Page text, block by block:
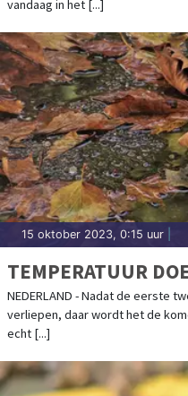
vandaag in het [...]
15 oktober 2023, 0:15 uur
TEMPERATUUR
NEDERLAND - Nadat de eerste
verliepen, daar wordt het de
echt [...]